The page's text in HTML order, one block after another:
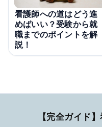
看護師への道はどう進
めばいい？受験から就
職までのポイントを解
説！